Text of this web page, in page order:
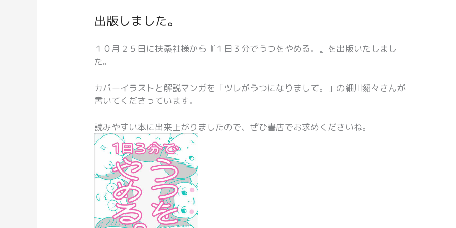
出版しました。
１０月２５日に扶桑社様から『１日３分でうつをやめる。』を出版いたしまし
た。
カバーイラストと解説マンガを「ツレがうつになりまして。」の細川貂々さんが
書いてくださっています。
読みやすい本に出来上がりましたので、ぜひ書店でお求めくださいね。